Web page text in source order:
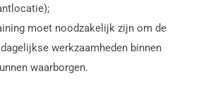
moet noodzakelijk zijn om de
werkzaamheden binnen
waarborgen.